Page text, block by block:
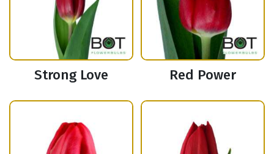
Strong Love Red Power